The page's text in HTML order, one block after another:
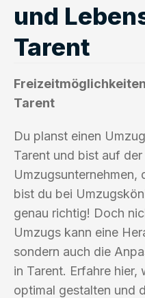
und
Tarent
Tarent
Du planst einen
Tarent und bist auf
Umzugsunternehmen,
bist du bei
genau richtig! Doch
Umzugs kann eine
sondern auch die
in Tarent. Erfahre hier,
optimal gestalten und